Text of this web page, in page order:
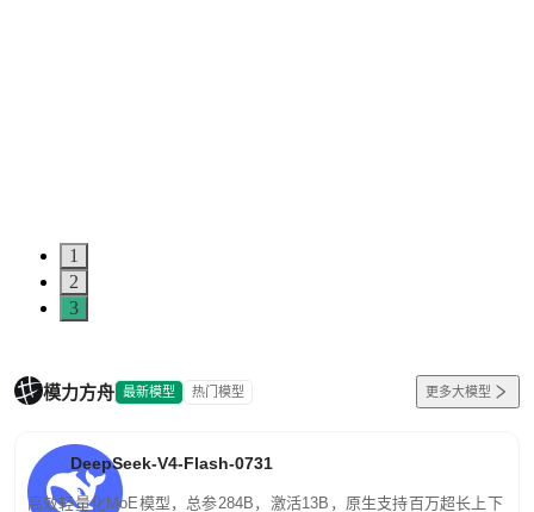
1
2
3
模力方舟 最新模型 热门模型 更多大模型
DeepSeek-V4-Flash-0731
高效轻量化MoE模型，总参284B，激活13B，原生支持百万超长上下